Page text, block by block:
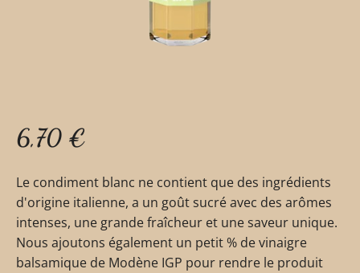
6,70 €
Le condiment blanc ne contient que des ingrédients
d'origine italienne, a un goût sucré avec des arômes
intenses, une grande fraîcheur et une saveur unique.
Nous ajoutons également un petit % de vinaigre
balsamique de Modène IGP pour rendre le produit